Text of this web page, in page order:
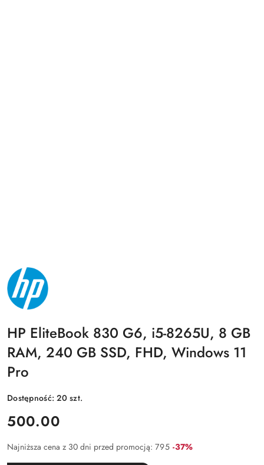
NAZWA
PRODUCENTA:
HP
HP EliteBook 830 G6, i5-8265U, 8 GB
RAM, 240 GB SSD, FHD, Windows 11
Pro
Dostępność:20szt.
cena:
500.00
Najniższa cena z 30 dni przed promocją: 795 Rabat:
-37%